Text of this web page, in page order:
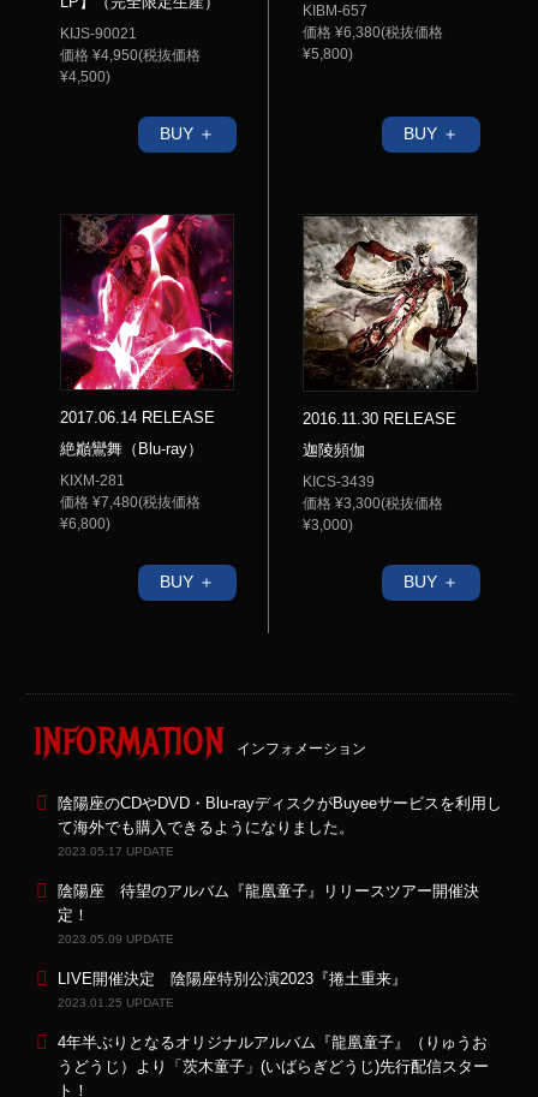
KIJS-90021
価格 ¥4,950(税抜価格
¥4,500)
BUY ＋
KIBM-657
価格 ¥6,380(税抜価格
¥5,800)
BUY ＋
2017.06.14 RELEASE
絶巓鸞舞（Blu-ray）
KIXM-281
価格 ¥7,480(税抜価格
¥6,800)
BUY ＋
2016.11.30 RELEASE
迦陵頻伽
KICS-3439
価格 ¥3,300(税抜価格
¥3,000)
BUY ＋
INFORMATION インフォメーション
陰陽座のCDやDVD・Blu-rayディスクがBuyeeサービスを利用し
て海外でも購入できるようになりました。
2023.05.17 UPDATE
陰陽座 待望のアルバム『龍凰童子』リリースツアー開催決
定！
2023.05.09 UPDATE
LIVE開催決定 陰陽座特別公演2023『捲土重来』
2023.01.25 UPDATE
4年半ぶりとなるオリジナルアルバム『龍凰童子』（りゅうお
うどうじ）より「茨木童子」(いばらぎどうじ)先行配信スター
ト！